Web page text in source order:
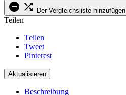
  Der Vergleichsliste hinzufügen
Teilen
Teilen
Tweet
Pinterest
Beschreibung